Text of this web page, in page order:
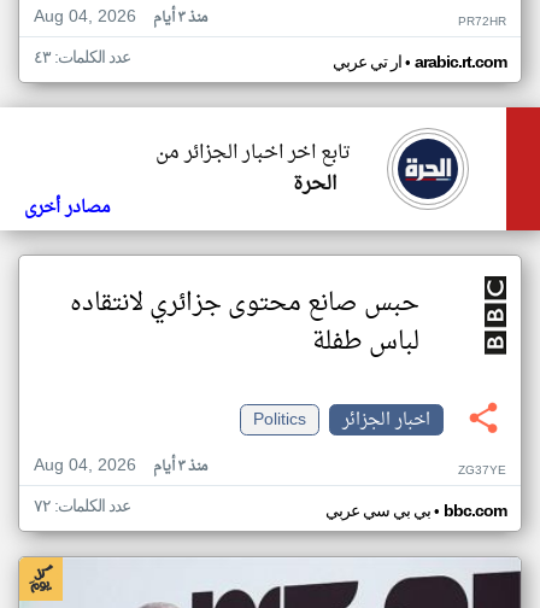
Aug 04, 2026
منذ ٣ أيام PR72HR
ار تي عربي• arabic.rt.com عدد الكلمات: ٤٣
تابع اخر اخبار الجزائر من
الحرة
مصادر أخرى
حبس صانع محتوى جزائري لانتقاده
لباس طفلة
اخبار الجزائر
Politics
Aug 04, 2026
منذ ٣ أيام ZG37YE
بي بي سي عربي• bbc.com عدد الكلمات: ٧٢